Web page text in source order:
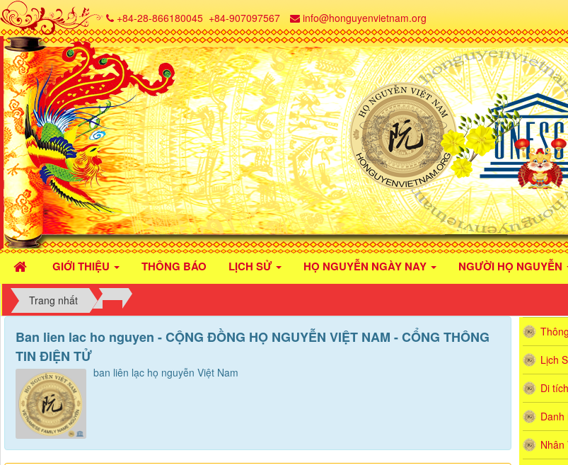
GIỚI THIỆU THÔNG BÁO LỊCH SỬ HỌ NGUYỄN NGÀY NAY NGƯỜI HỌ NGUYỄN
+84-28-866180045 +84-907097567 info@honguyenvietnam.org
Trang nhất
Ban lien lac ho nguyen - CỘNG ĐỒNG HỌ NGUYỄN VIỆT NAM - CỔNG THÔNG
TIN ĐIỆN TỬ
ban liên lạc họ nguyễn Việt Nam
Lịch
Di
Danh
Nhân